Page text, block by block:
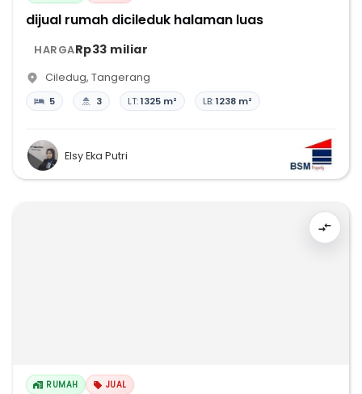
dijual rumah dicileduk halaman luas
HARGARp33 miliar
Ciledug, Tangerang
5 3 LT:1325 m² LB:1238 m²
Elsy Eka Putri
RUMAH JUAL